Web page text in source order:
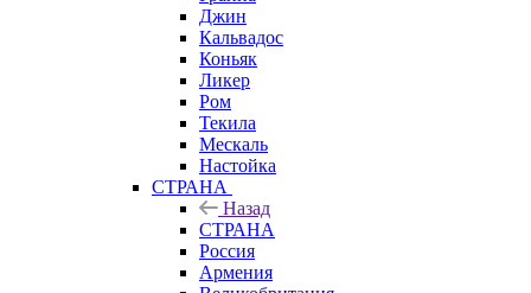
Джин
Кальвадос
Коньяк
Ликер
Ром
Текила
Мескаль
Настойка
СТРАНА
Назад
СТРАНА
Россия
Армения